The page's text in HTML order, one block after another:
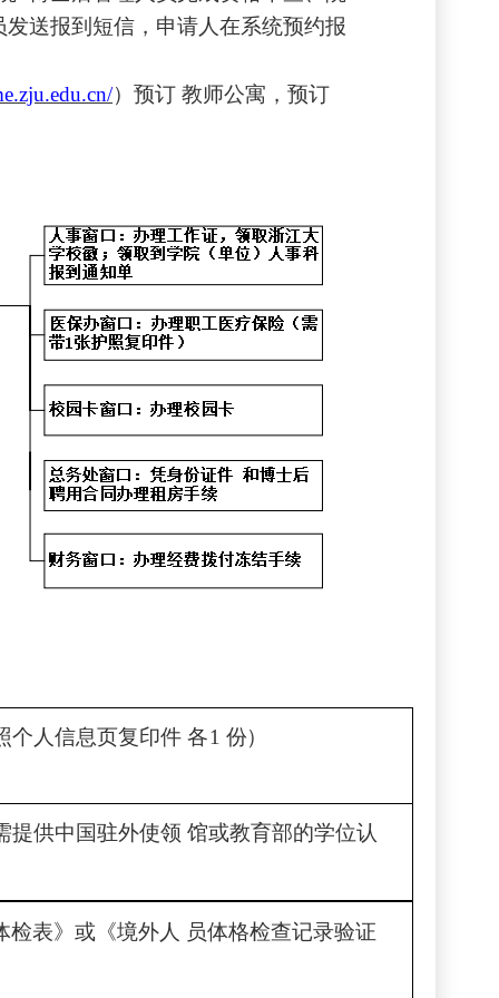
送报到短信，申请人在系统预约报
）预订 教师公寓，预订
个人信息页复印件 各1 份）
提供中国驻外使领 馆或教育部的学位认
检表》或《境外人 员体格检查记录验证